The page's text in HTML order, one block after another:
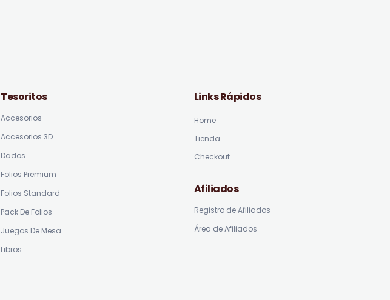
Tesoritos
Accesorios
Accesorios 3D
Dados
Folios Premium
Folios Standard
Pack De Folios
Juegos De Mesa
Libros
Links Rápidos
Home
Tienda
Checkout
Afiliados
Registro de Afiliados
Área de Afiliados